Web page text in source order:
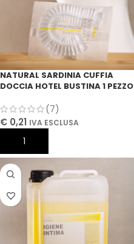
NATURAL SARDINIA CUFFIA
DOCCIA HOTEL BUSTINA 1 PEZZO
(7)
€ 0,21 IVA ESCLUSA
AGGIUNGI AL CARRELLO